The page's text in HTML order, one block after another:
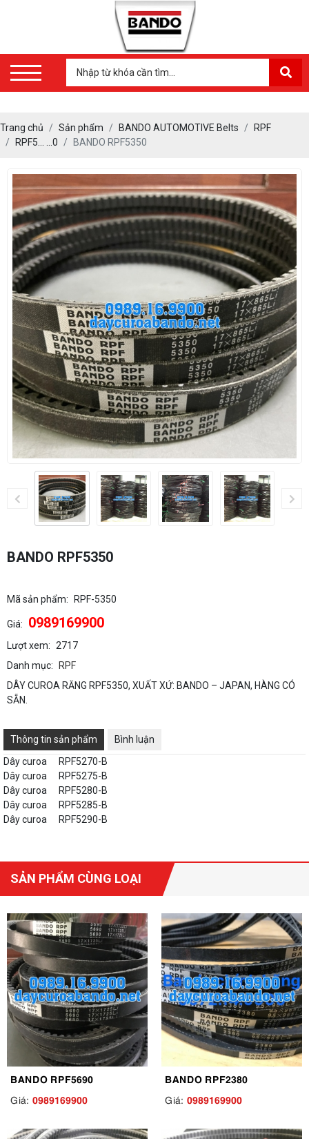
Trang chủ Sản phẩm BANDO AUTOMOTIVE Belts
RPF
RPF5… …0
BANDO RPF5350
BANDO RPF5350
Mã sản phẩm: RPF-5350
Giá: 0989169900
Lượt xem: 2717
Danh mục:
RPF
DÂY CUROA RĂNG RPF5350, XUẤT XỨ: BANDO – JAPAN, HÀNG CÓ
SẴN.
Thông tin sản phẩm
Bình luận
Dây curoa
RPF5270-B
Dây curoa
RPF5275-B
Dây curoa
RPF5280-B
Dây curoa
RPF5285-B
Dây curoa
RPF5290-B
SẢN PHẨM CÙNG LOẠI
BANDO RPF5690
Giá: 0989169900
BANDO RPF2380
Giá: 0989169900